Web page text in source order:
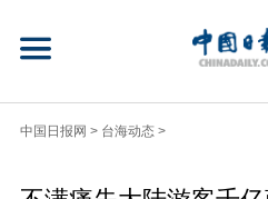
中国日报网 > 台海动态>